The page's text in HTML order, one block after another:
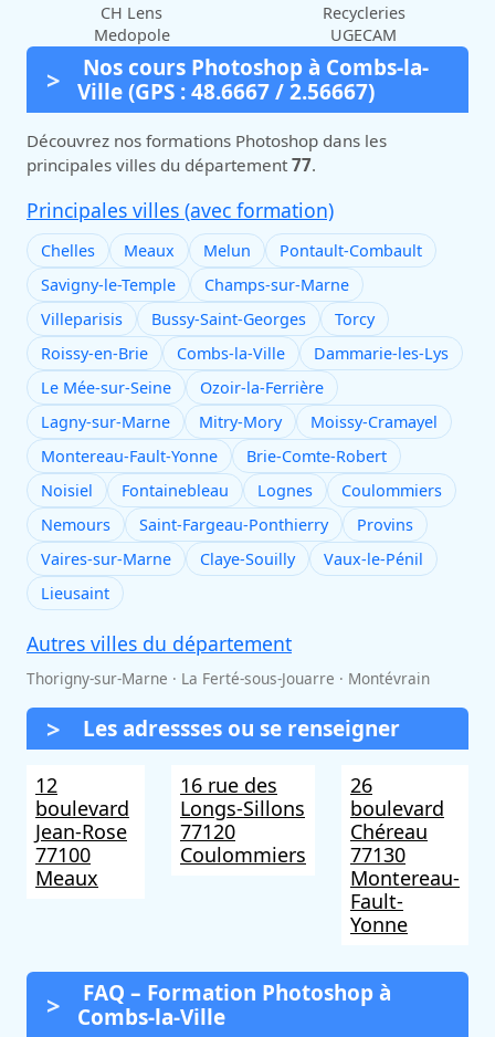
CH Lens
Medopole
Recycleries
UGECAM
Nos cours Photoshop à Combs-la-
Ville (GPS : 48.6667 / 2.56667)
Découvrez nos formations Photoshop dans les
principales villes du département 77.
Principales villes (avec formation)
Chelles Meaux Melun
Pontault-Combault
Savigny-le-Temple
Champs-sur-Marne
Villeparisis
Bussy-Saint-Georges
Torcy
Roissy-en-Brie
Combs-la-Ville
Dammarie-les-Lys
Le Mée-sur-Seine
Ozoir-la-Ferrière
Lagny-sur-Marne
Mitry-Mory
Moissy-Cramayel
Montereau-Fault-Yonne
Brie-Comte-Robert
Noisiel
Fontainebleau Lognes
Coulommiers
Nemours
Saint-Fargeau-Ponthierry
Provins
Vaires-sur-Marne
Claye-Souilly
Vaux-le-Pénil
Lieusaint
Autres villes du département
Thorigny-sur-Marne · La Ferté-sous-Jouarre · Montévrain
Les adressses ou se renseigner
12
boulevard
Jean-Rose
77100
Meaux
16 rue des
Longs-Sillons
77120
Coulommiers
26
boulevard
Chéreau
77130
Montereau-
Fault-
Yonne
FAQ – Formation Photoshop à
Combs-la-Ville